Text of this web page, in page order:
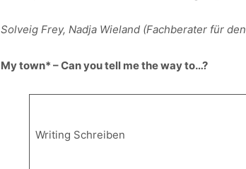
Solveig Frey, Nadja Wieland (Fachberater für
My town* – Can you tell me the way to…?
Writing Schreiben